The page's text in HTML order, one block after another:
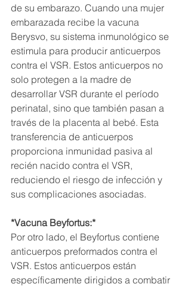
de su embarazo. Cuando una mujer
embarazada recibe la vacuna
Berysvo, su sistema inmunológico se
estimula para producir anticuerpos
contra el VSR. Estos anticuerpos no
solo protegen a la madre de
desarrollar VSR durante el período
perinatal, sino que también pasan a
través de la placenta al bebé. Esta
transferencia de anticuerpos
proporciona inmunidad pasiva al
recién nacido contra el VSR,
reduciendo el riesgo de infección y
sus complicaciones asociadas.
*Vacuna Beyfortus:*
Por otro lado, el Beyfortus contiene
anticuerpos preformados contra el
VSR. Estos anticuerpos están
específicamente dirigidos a combatir